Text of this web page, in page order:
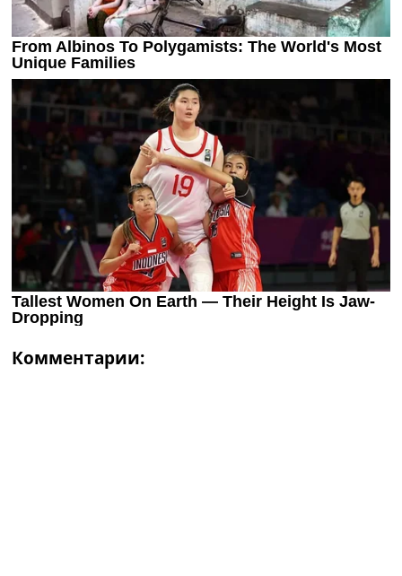
Комментарии: